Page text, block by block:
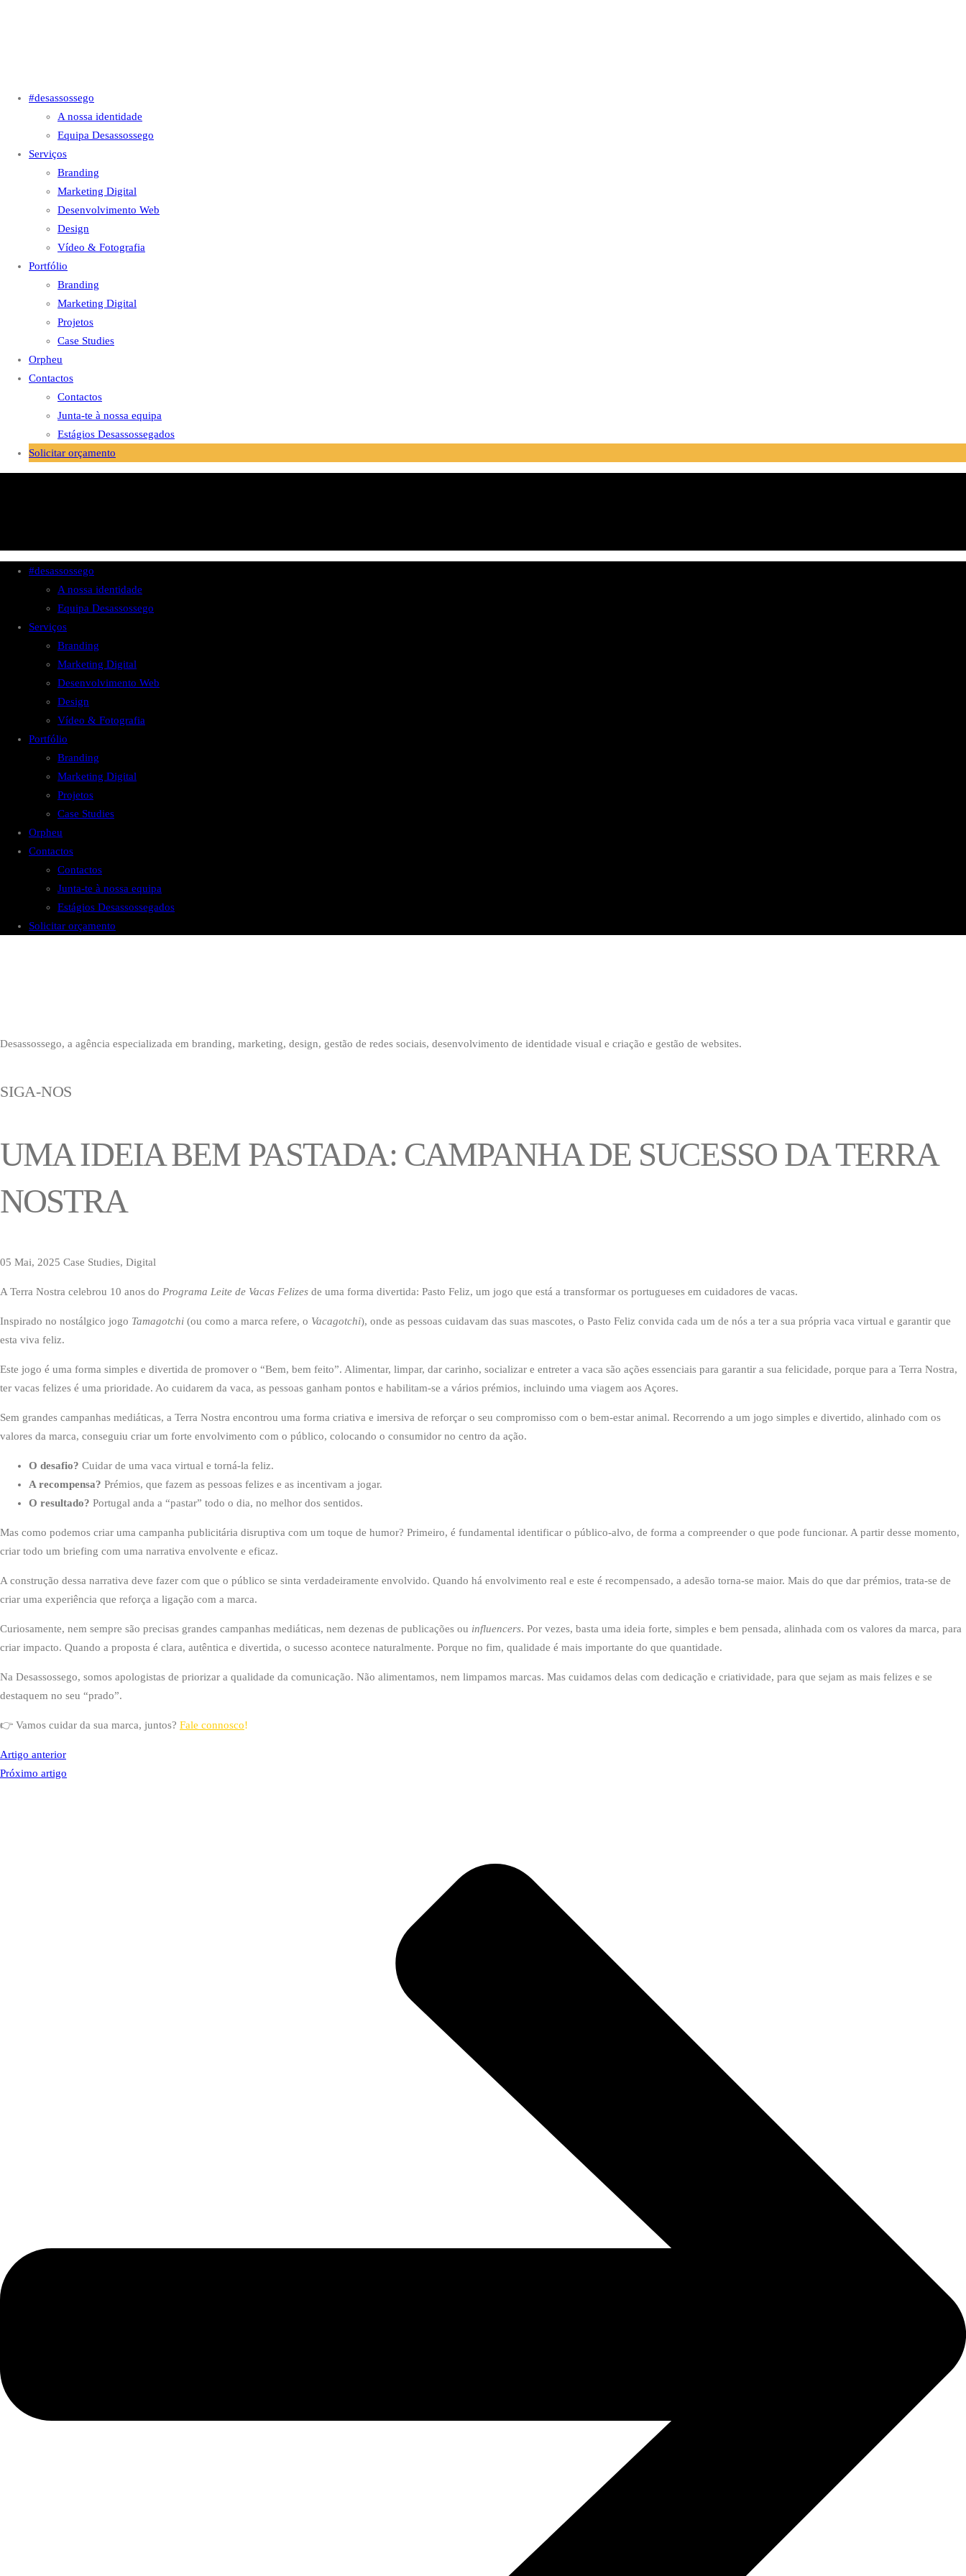
#desassossego
A nossa identidade
Equipa Desassossego
Serviços
Branding
Marketing Digital
Desenvolvimento Web
Design
Vídeo & Fotografia
Portfólio
Branding
Marketing Digital
Projetos
Case Studies
Orpheu
Contactos
Contactos
Junta-te à nossa equipa
Estágios Desassossegados
Solicitar orçamento
#desassossego
A nossa identidade
Equipa Desassossego
Serviços
Branding
Marketing Digital
Desenvolvimento Web
Design
Vídeo & Fotografia
Portfólio
Branding
Marketing Digital
Projetos
Case Studies
Orpheu
Contactos
Contactos
Junta-te à nossa equipa
Estágios Desassossegados
Solicitar orçamento
Desassossego, a agência especializada em branding, marketing, design, gestão de redes sociais, desenvolvimento de identidade visual e criação e gestão de websites.
SIGA-NOS
UMA IDEIA BEM PASTADA: CAMPANHA DE SUCESSO DA TERRA
NOSTRA
05 Mai, 2025 Case Studies, Digital
A Terra Nostra celebrou 10 anos do Programa Leite de Vacas Felizes de uma forma divertida: Pasto Feliz, um jogo que está a transformar os portugueses em cuidadores de vacas.
Inspirado no nostálgico jogo Tamagotchi (ou como a marca refere, o Vacagotchi), onde as pessoas cuidavam das suas mascotes, o Pasto Feliz convida cada um de nós a ter a sua própria vaca virtual e garantir que
esta viva feliz.
Este jogo é uma forma simples e divertida de promover o “Bem, bem feito”. Alimentar, limpar, dar carinho, socializar e entreter a vaca são ações essenciais para garantir a sua felicidade, porque para a Terra Nostra,
ter vacas felizes é uma prioridade. Ao cuidarem da vaca, as pessoas ganham pontos e habilitam-se a vários prémios, incluindo uma viagem aos Açores.
Sem grandes campanhas mediáticas, a Terra Nostra encontrou uma forma criativa e imersiva de reforçar o seu compromisso com o bem-estar animal. Recorrendo a um jogo simples e divertido, alinhado com os
valores da marca, conseguiu criar um forte envolvimento com o público, colocando o consumidor no centro da ação.
O desafio? Cuidar de uma vaca virtual e torná-la feliz.
A recompensa? Prémios, que fazem as pessoas felizes e as incentivam a jogar.
O resultado? Portugal anda a “pastar” todo o dia, no melhor dos sentidos.
Mas como podemos criar uma campanha publicitária disruptiva com um toque de humor? Primeiro, é fundamental identificar o público-alvo, de forma a compreender o que pode funcionar. A partir desse momento,
criar todo um briefing com uma narrativa envolvente e eficaz.
A construção dessa narrativa deve fazer com que o público se sinta verdadeiramente envolvido. Quando há envolvimento real e este é recompensado, a adesão torna-se maior. Mais do que dar prémios, trata-se de
criar uma experiência que reforça a ligação com a marca.
Curiosamente, nem sempre são precisas grandes campanhas mediáticas, nem dezenas de publicações ou influencers. Por vezes, basta uma ideia forte, simples e bem pensada, alinhada com os valores da marca, para
criar impacto. Quando a proposta é clara, autêntica e divertida, o sucesso acontece naturalmente. Porque no fim, qualidade é mais importante do que quantidade.
Na Desassossego, somos apologistas de priorizar a qualidade da comunicação. Não alimentamos, nem limpamos marcas. Mas cuidamos delas com dedicação e criatividade, para que sejam as mais felizes e se
destaquem no seu “prado”.
👉 Vamos cuidar da sua marca, juntos? Fale connosco!
Artigo anterior
Próximo artigo